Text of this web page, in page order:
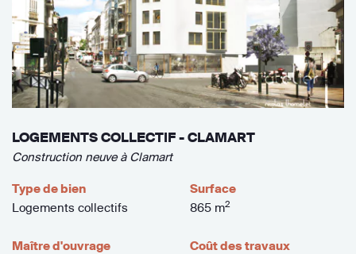
LOGEMENTS COLLECTIF - CLAMART
Construction neuve à Clamart
Type de bien
Logements collectifs
Surface
865 m2
Maître d'ouvrage
Coût des travaux